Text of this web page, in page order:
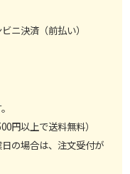
ニ決済（前払い）
円以上で送料無料）
の場合は、注文受付が